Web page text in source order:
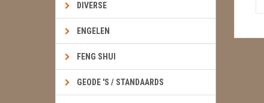
DIVERSE
ENGELEN
FENG SHUI
GEODE 'S / STANDAARDS